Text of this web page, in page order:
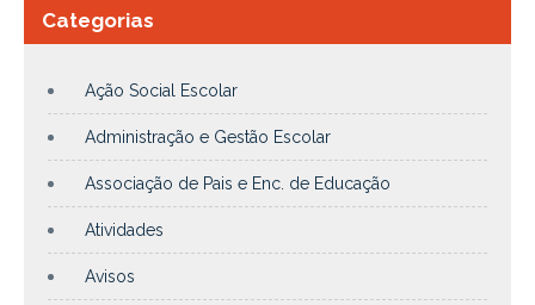
Categorias
Ação Social Escolar
Administração e Gestão Escolar
Associação de Pais e Enc. de Educação
Atividades
Avisos